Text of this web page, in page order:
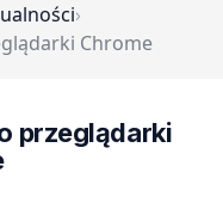
›
Chrome
przeglądarki